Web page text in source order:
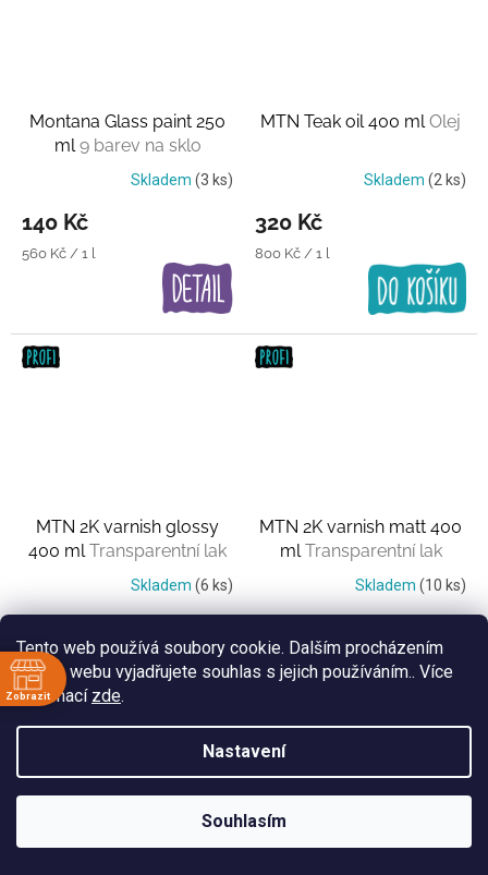
Tento web používá soubory cookie. Dalším procházením
tohoto webu vyjadřujete souhlas s jejich používáním.. Více
informací zde.
Nastavení
Souhlasím
Montana Glass paint 250
ml9 barev na sklo
Skladem (3 ks)
140 Kč
Měrná
560 Kč / 1 l
MTN Teak oil 400 mlOlej
Skladem (2 ks)
320 Kč
Měrná
800 Kč / 1 l
MTN 2K varnish glossy
400 mlTransparentní lak
Skladem (6 ks)
Měrná
cena:
1 687,50 Kč / 1 l
MTN 2K varnish matt 400
mlTransparentní lak
Skladem (10 ks)
Měrná
cena:
1 687,50 Kč / 1 l
Zobrazit